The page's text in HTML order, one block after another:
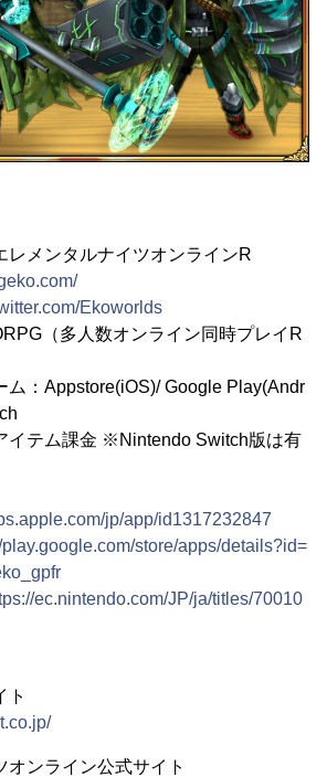
レメンタルナイツオンラインR
Ekoworlds
（多人数オンライン同時プレイR
ム：Appstore(iOS)/ Google Play(Andr
イテム課金 ※Nintendo Switch版は有
jp/app/id1317232847
play.google.com/store/apps/details?id=
ec.nintendo.com/JP/ja/titles/70010
ト
オンライン公式サイト